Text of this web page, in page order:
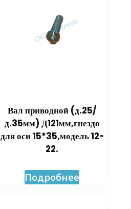
Вал приводной (д.25/
д.35мм) Д121мм,гнездо
для оси 15*35,модель 12-
22.
Подробнее